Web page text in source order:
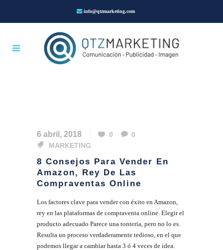
info@qtzmarketing.com
6 abril, 2018 0
0
MARKETING
8 Consejos Para Vender En
Amazon, Rey De Las
Compraventas Online
Los factores clave para vender con éxito en Amazon,
rey en las plataformas de compraventa online. Elegir el
producto adecuado Parece una tontería, pero no lo es.
Resulta un proceso verdaderamente tedioso, en el que
podemos llegar a cambiar hasta 3 ó 4 veces de idea.